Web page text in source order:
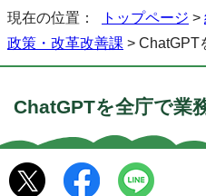
現在の位置： トップページ >
政策・改革改善課 > ChatGPT
ChatGPTを全庁で業